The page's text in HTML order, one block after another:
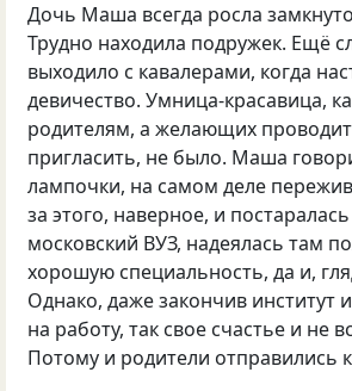
Дочь Маша всегда росла
Трудно находила подружек. Ещё
выходило с кавалерами, когда
девичество. Умница-красавица,
родителям, а желающих
пригласить, не было. Маша
лампочки, на самом деле
за этого, наверное, и
московский ВУЗ, надеялась там
хорошую специальность, да и,
Однако, даже закончив институт
на работу, так свое счастье и не
Потому и родители отправились